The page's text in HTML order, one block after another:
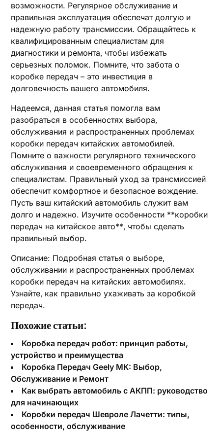
возможности. Регулярное обслуживание и
правильная эксплуатация обеспечат долгую и
надежную работу трансмиссии. Обращайтесь к
квалифицированным специалистам для
диагностики и ремонта‚ чтобы избежать
серьезных поломок. Помните‚ что забота о
коробке передач – это инвестиция в
долговечность вашего автомобиля.
Надеемся‚ данная статья помогла вам
разобраться в особенностях выбора‚
обслуживания и распространенных проблемах
коробки передач китайских автомобилей.
Помните о важности регулярного технического
обслуживания и своевременного обращения к
специалистам. Правильный уход за трансмиссией
обеспечит комфортное и безопасное вождение.
Пусть ваш китайский автомобиль служит вам
долго и надежно. Изучите особенности **коробки
передач на китайское авто**‚ чтобы сделать
правильный выбор.
Описание: Подробная статья о выборе‚
обслуживании и распространенных проблемах
коробки передач на китайских автомобилях.
Узнайте‚ как правильно ухаживать за коробкой
передач.
Похожие статьи:
Коробка передач робот: принцип работы,
устройство и преимущества
Коробка Передач Geely MK: Выбор,
Обслуживание и Ремонт
Как выбрать автомобиль с АКПП: руководство
для начинающих
Коробки передач Шевроле Лачетти: типы,
особенности, обслуживание